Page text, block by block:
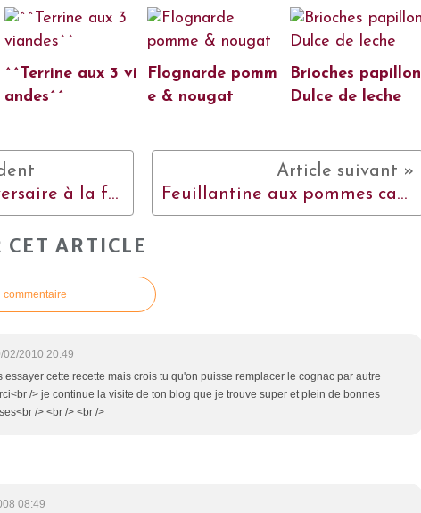
^^Terrine aux 3 vi
andes^^
Flognarde pomm
e & nougat
Brioches papillon
Dulce de leche
Gâteau d'anniversaire à la framboise Feuillantine aux pommes caramélisées et sa glace au Carambar
ARTICLE
commentaire
02/2010 20:49
essayer cette recette mais crois tu qu'on puisse remplacer le cognac par autre
/> je continue la visite de ton blog que je trouve super et plein de bonnes
/> <br /> <br />
08:49